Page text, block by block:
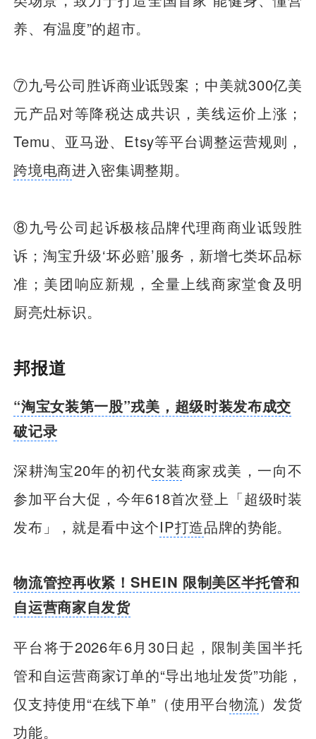
养、有温度”的超市。
⑦九号公司胜诉商业诋毁案；中美就300亿美
元产品对等降税达成共识，美线运价上涨；
Temu、亚马逊、Etsy等平台调整运营规则，
跨境电商进入密集调整期。
⑧九号公司起诉极核品牌代理商商业诋毁胜
诉；淘宝升级‘坏必赔’服务，新增七类坏品标
准；美团响应新规，全量上线商家堂食及明
厨亮灶标识。
邦报道
“淘宝女装第一股”戎美，超级时装发布成交
破记录
深耕淘宝20年的初代女装商家戎美，一向不
参加平台大促，今年618首次登上「超级时装
发布」，就是看中这个IP打造品牌的势能。
物流管控再收紧！SHEIN 限制美区半托管和
自运营商家自发货
平台将于2026年6月30日起，限制美国半托
管和自运营商家订单的“导出地址发货”功能，
仅支持使用“在线下单”（使用平台物流）发货
功能。